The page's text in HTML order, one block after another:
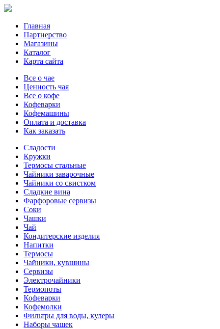
Главная
Партнерство
Магазины
Каталог
Карта сайта
Все о чае
Ценность чая
Все о кофе
Кофеварки
Кофемашины
Оплата и доставка
Как заказать
Сладости
Кружки
Термосы стальные
Чайники заварочные
Чайники со свистком
Сладкие вина
Фарфоровые сервизы
Соки
Чашки
Чай
Кондитерские изделия
Напитки
Термосы
Чайники, кувшины
Сервизы
Электрочайники
Термопоты
Кофеварки
Кофемолки
Фильтры для воды, кулеры
Наборы чашек